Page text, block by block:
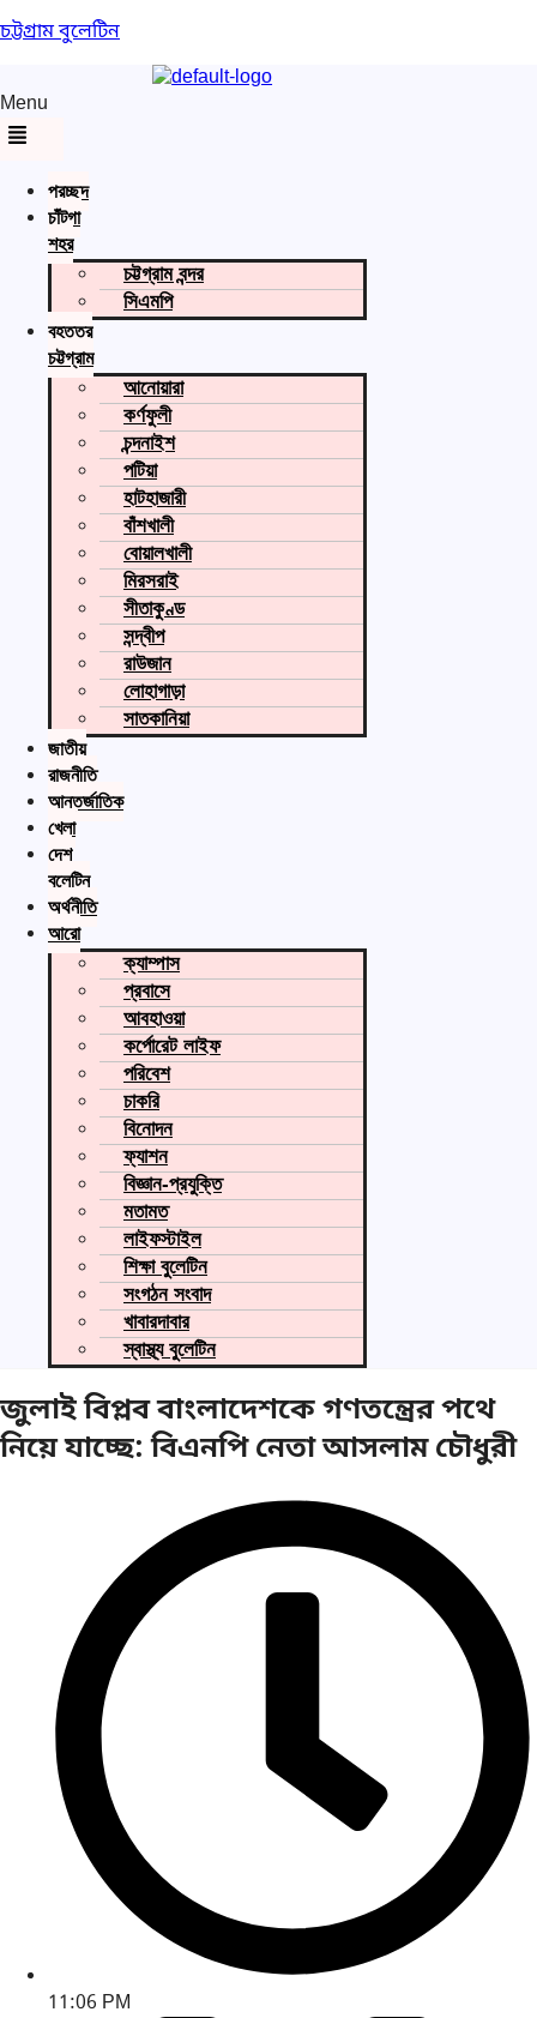
চট্টগ্রাম বুলেটিন
Menu
প্রচ্ছদ
চাঁটগা
শহর
চট্টগ্রাম বন্দর
সিএমপি
বৃহত্তর
চট্টগ্রাম
আনোয়ারা
কর্ণফুলী
চন্দনাইশ
পটিয়া
হাটহাজারী
বাঁশখালী
বোয়ালখালী
মিরসরাই
সীতাকুণ্ড
সন্দ্বীপ
রাউজান
লোহাগাড়া
সাতকানিয়া
জাতীয়
রাজনীতি
আন্তর্জাতিক
খেলা
দেশ
বুলেটিন
অর্থনীতি
আরো
ক্যাম্পাস
প্রবাসে
আবহাওয়া
কর্পোরেট লাইফ
পরিবেশ
চাকরি
বিনোদন
ফ্যাশন
বিজ্ঞান-প্রযুক্তি
মতামত
লাইফস্টাইল
শিক্ষা বুলেটিন
সংগঠন সংবাদ
খাবারদাবার
স্বাস্থ্য বুলেটিন
জুলাই বিপ্লব বাংলাদেশকে গণতন্ত্রের পথে
নিয়ে যাচ্ছে: বিএনপি নেতা আসলাম চৌধুরী
11:06 PM